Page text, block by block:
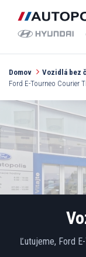
Domov
Vozidlá bez
Ford E-Tourneo Courier
Ľutujeme, Ford